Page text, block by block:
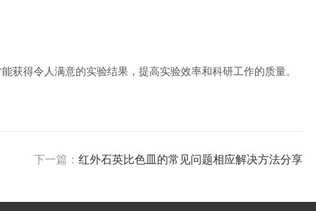
得令人满意的实验结果，提高实验效率和科研工作的质量。
下一篇：红外石英比色皿的常见问题相应解决方法分享